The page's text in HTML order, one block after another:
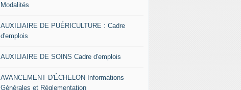
Modalités
AUXILIAIRE DE PUÉRICULTURE : Cadre
d'emplois
AUXILIAIRE DE SOINS Cadre d'emplois
AVANCEMENT D'ÉCHELON Informations
Générales et Réglementation